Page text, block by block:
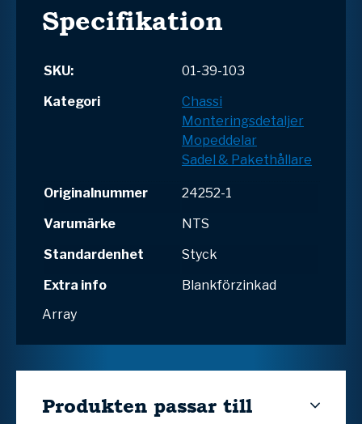
Specifikation
SKU:
01-39-103
Kategori
Chassi
Monteringsdetaljer
Mopeddelar
Sadel & Pakethållare
Originalnummer
24252-1
Varumärke
NTS
Standardenhet
Styck
Extra info
Blankförzinkad
Array
Produkten passar till